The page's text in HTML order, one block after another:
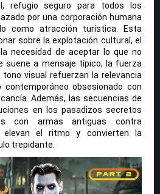
refugio seguro para todos los
por una corporación humana
como atracción turística. Esta
sobre la explotación cultural, el
necesidad de aceptar lo que no
suene a mensaje típico, la fuerza
visual refuerzan la relevancia
obsesionado con
Además, las secuencias de
en los pasadizos secretos
con armas antiguas contra
elevan el ritmo y convierten la
trepidante.